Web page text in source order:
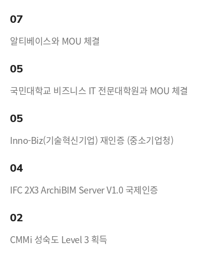
07
알티베이스와 MOU 체결
05
국민대학교 비즈니스 IT 전문대학원과 MOU 체결
05
Inno-Biz(기술혁신기업) 재인증 (중소기업청)
04
IFC 2X3 ArchiBIM Server V1.0 국제인증
02
CMMi 성숙도 Level 3 획득